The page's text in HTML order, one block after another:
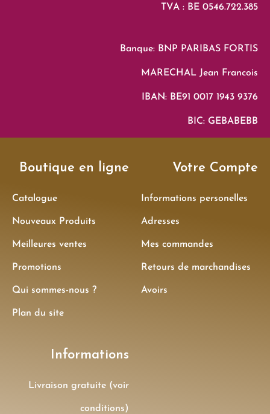
TVA : BE 0546.722.385
Banque: BNP PARIBAS FORTIS
MARECHAL Jean Francois
IBAN: BE91 0017 1943 9376
BIC: GEBABEBB
Boutique en ligne
Catalogue
Nouveaux Produits
Meilleures ventes
Promotions
Qui sommes-nous ?
Plan du site
Votre Compte
Informations personelles
Adresses
Mes commandes
Retours de marchandises
Avoirs
Informations
Livraison gratuite (voir
conditions)